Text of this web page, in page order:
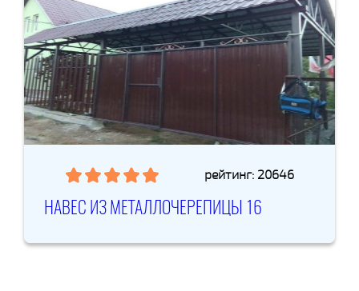
рейтинг: 20646
НАВЕС ИЗ МЕТАЛЛОЧЕРЕПИЦЫ 16